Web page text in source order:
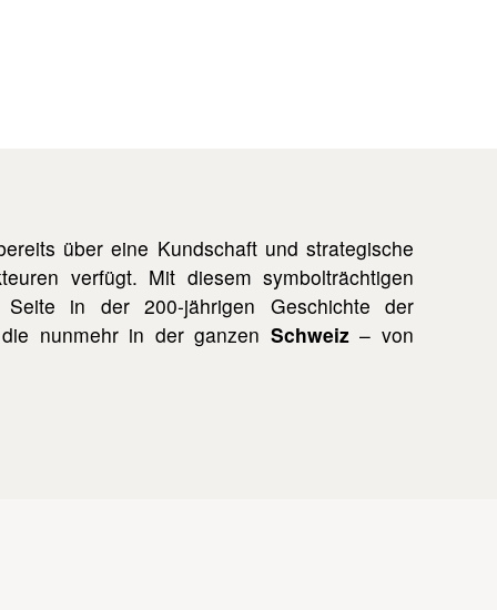
über eine Kundschaft und strategische
verfügt. Mit diesem symbolträchtigen
in der 200-jährigen Geschichte der
nunmehr in der ganzen Schweiz– von